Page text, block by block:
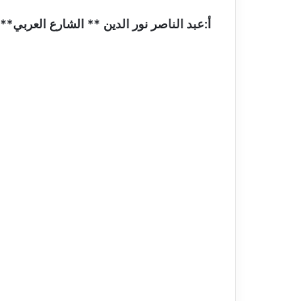
أ:عبد الناصر نور الدين ** الشارع العربي**